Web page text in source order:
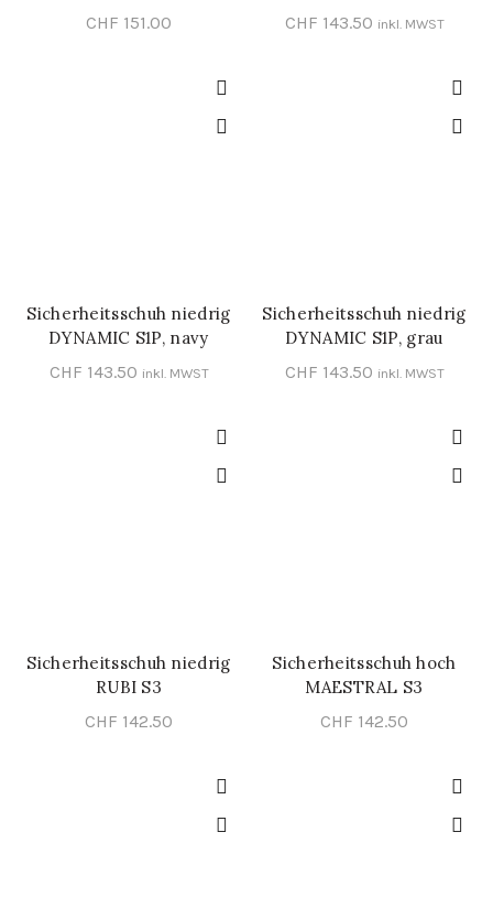
CHF 151.00
CHF 143.50 inkl. MWST
SCHNELL-EINKAUF
Sicherheitsschuh niedrig
DYNAMIC S1P, navy
CHF 143.50 inkl. MWST
SCHNELL-EINKAUF
Sicherheitsschuh niedrig
DYNAMIC S1P, grau
CHF 143.50 inkl. MWST
SCHNELL-EINKAUF
Sicherheitsschuh niedrig
RUBI S3
CHF 142.50
SCHNELL-EINKAUF
Sicherheitsschuh hoch
MAESTRAL S3
CHF 142.50